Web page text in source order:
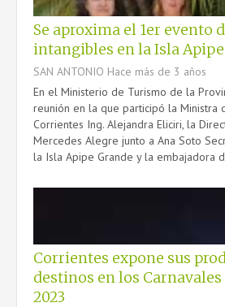
Se aproxima el 1er evento
intangibles en la Isla
SAN ANTONIO Hace más de 3 años
En el Ministerio de Turismo de la
reunión en la que participó la Ministra
Corrientes Ing. Alejandra Eliciri, la
Mercedes Alegre junto a Ana Soto
la Isla Apipe Grande y la embajadora
Corrientes expone sus
destinos en los
2023